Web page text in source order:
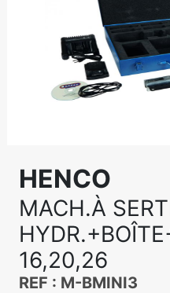
HENCO
MACH.À
16,20,26
REF : M-BMINI3